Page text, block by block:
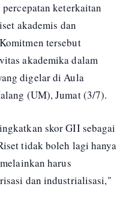
keterkaitan
akademis dan
tersebut
akademika dalam
digelar di Aula
(UM), Jumat (3/7).
skor GII sebagai
tidak boleh lagi hanya
harus
dan industrialisasi,"